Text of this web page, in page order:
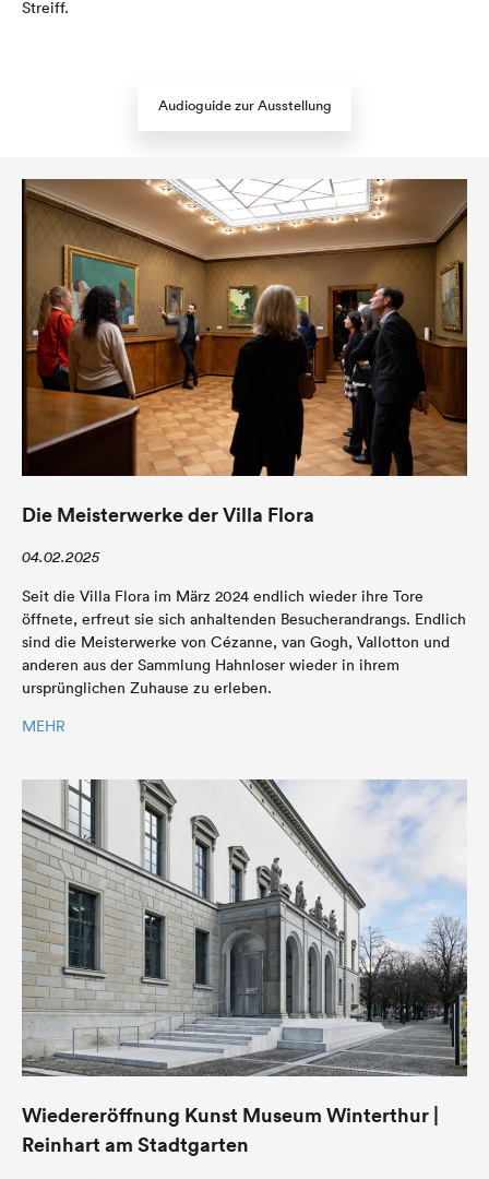
Streiff.
Audioguide zur Ausstellung
Die Meisterwerke der Villa Flora
04.02.2025
Seit die Villa Flora im März 2024 endlich wieder ihre Tore
öffnete, erfreut sie sich anhaltenden Besucherandrangs. Endlich
sind die Meisterwerke von Cézanne, van Gogh, Vallotton und
anderen aus der Sammlung Hahnloser wieder in ihrem
ursprünglichen Zuhause zu erleben.
MEHR
Wiedereröffnung Kunst Museum Winterthur |
Reinhart am Stadtgarten